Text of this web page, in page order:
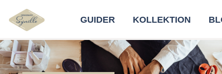
GUIDER KOLLEKTION